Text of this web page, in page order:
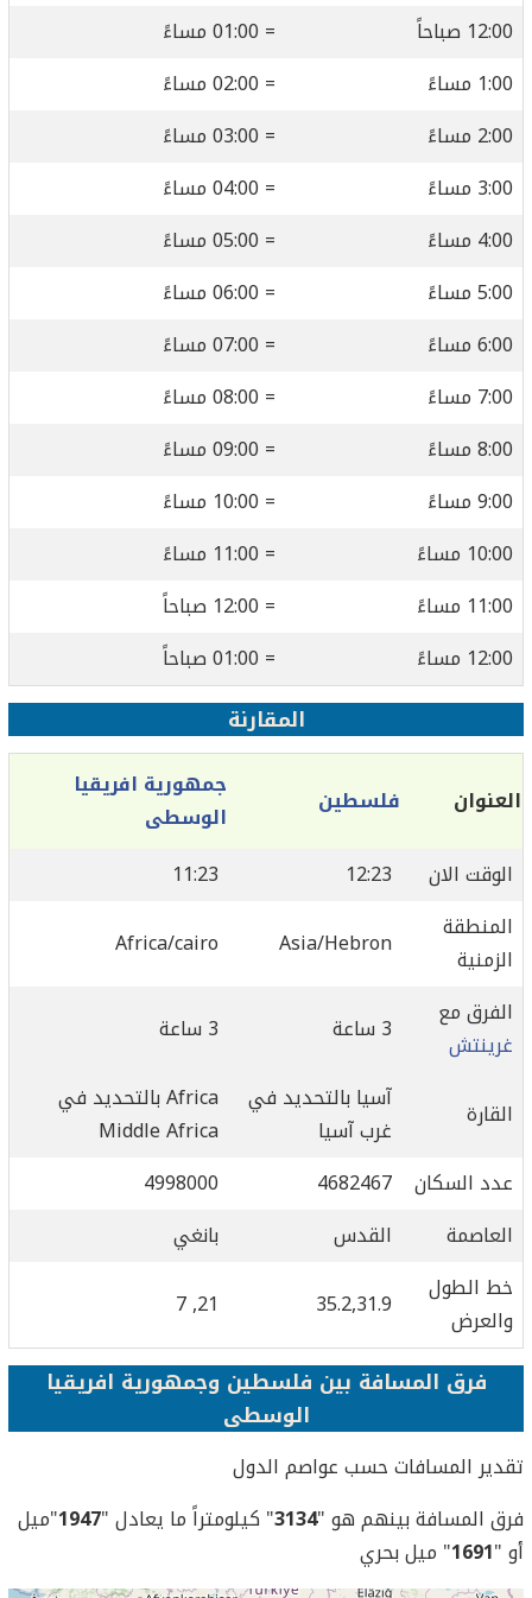
12:00 صباحاً
= 01:00 مساءً
1:00 مساءً
= 02:00 مساءً
2:00 مساءً
= 03:00 مساءً
3:00 مساءً
= 04:00 مساءً
4:00 مساءً
= 05:00 مساءً
5:00 مساءً
= 06:00 مساءً
6:00 مساءً
= 07:00 مساءً
7:00 مساءً
= 08:00 مساءً
8:00 مساءً
= 09:00 مساءً
9:00 مساءً
= 10:00 مساءً
10:00 مساءً
= 11:00 مساءً
11:00 مساءً
= 12:00 صباحاً
12:00 مساءً
= 01:00 صباحاً
المقارنة
العنوان فلسطين
جمهورية افريقيا
الوسطى
الوقت الان
12:23
11:23
المنطقة
الزمنية
Asia/Hebron
Africa/cairo
الفرق مع
غرينتش
3 ساعة 3 ساعة
القارة
آسيا بالتحديد في
غرب آسيا
Africa بالتحديد في
Middle Africa
عدد السكان
4682467
4998000
العاصمة
القدس
بانغي
خط الطول
والعرض
35.2,31.9
21, 7
فرق المسافة بين فلسطين وجمهورية افريقيا
الوسطى
تقدير المسافات حسب عواصم الدول
فرق المسافة بينهم هو "3134" كيلومتراً ما يعادل "1947"ميل
أو "1691" ميل بحري